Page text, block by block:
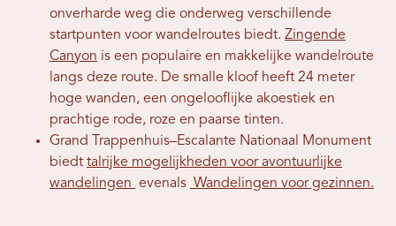
onverharde weg die onderweg verschillende
startpunten voor wandelroutes biedt. Zingende
Canyon is een populaire en makkelijke wandelroute
langs deze route. De smalle kloof heeft 24 meter
hoge wanden, een ongelooflijke akoestiek en
prachtige rode, roze en paarse tinten.
Grand Trappenhuis–Escalante Nationaal Monument
biedt talrijke mogelijkheden voor avontuurlijke
wandelingen evenals Wandelingen voor gezinnen.